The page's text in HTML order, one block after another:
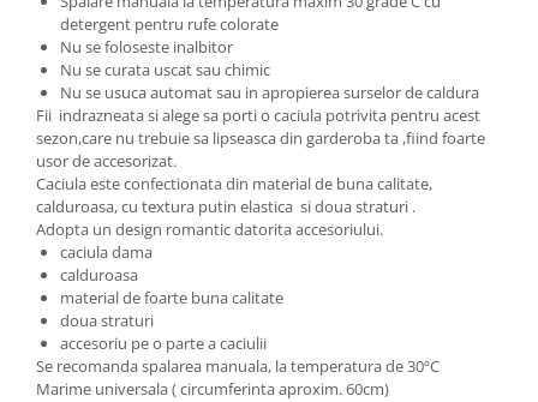
detergent pentru rufe colorate
Nu se foloseste inalbitor
Nu se curata uscat sau chimic
Nu se usuca automat sau in apropierea surselor de caldura
Fii indrazneata si alege sa porti o caciula potrivita pentru acest
sezon,care nu trebuie sa lipseasca din garderoba ta ,fiind foarte
usor de accesorizat.
Caciula este confectionata din material de buna calitate,
calduroasa, cu textura putin elastica si doua straturi .
Adopta un design romantic datorita accesoriului.
caciula dama
calduroasa
material de foarte buna calitate
doua straturi
accesoriu pe o parte a caciulii
Se recomanda spalarea manuala, la temperatura de 30ºC
Marime universala ( circumferinta aproxim. 60cm)